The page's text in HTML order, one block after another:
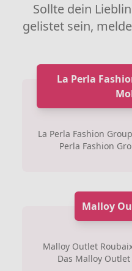
Sollte dein
gelistet sein,
La Perla
La Perla Fashion
Perla Fashion
Malloy
Malloy Outlet
Das Malloy